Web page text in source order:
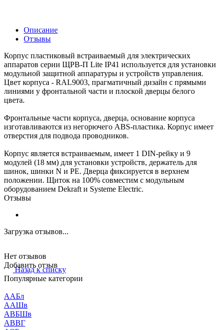
Описание
Отзывы
Корпус пластиковый встраиваемый для электрических
аппаратов серии ЩРВ-П Lite IP41 используется для установки
модульной защитной аппаратуры и устройств управления.
Цвет корпуса - RAL9003, прагматичный дизайн с прямыми
линиями у фронтальной части и плоской дверцы белого
цвета.
Фронтальные части корпуса, дверца, основание корпуса
изготавливаются из негорючего ABS-пластика. Корпус имеет
отверстия для подвода проводников.
Корпус является встраиваемым, имеет 1 DIN-рейку и 9
модулей (18 мм) для установки устройств, держатель для
шинок, шинки N и PE. Дверца фиксируется в верхнем
положении. Щиток на 100% совместим с модульным
оборудованием Dekraft и Systeme Electric.
Отзывы
Загрузка отзывов...
Нет отзывов
Добавить отзыв
Назад к списку
Популярные категории
ААБл
ААШв
АВБШв
АВВГ